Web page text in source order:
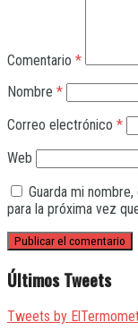
Comentario *
Nombre *
Correo electrónico *
Web
Guarda mi
para la próxima vez
Últimos Tweets
Tweets by